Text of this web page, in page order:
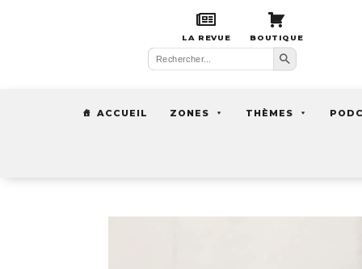
LA REVUE BOUTIQUE
Search
for:
Search Button
ACCUEIL ZONES THÈMES